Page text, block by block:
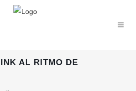
AL RITMO DE